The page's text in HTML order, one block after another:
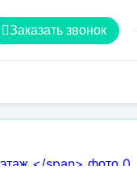
Заказать звонок